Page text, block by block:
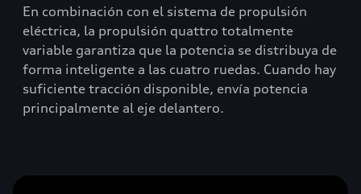
En combinación con el sistema de propulsión
eléctrica, la propulsión quattro totalmente
variable garantiza que la potencia se distribuya de
forma inteligente a las cuatro ruedas. Cuando hay
suficiente tracción disponible, envía potencia
principalmente al eje delantero.